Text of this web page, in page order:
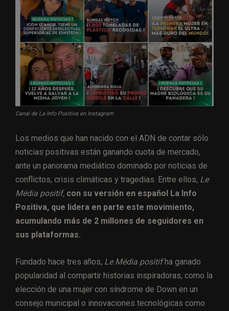
Canal de La Info Positiva en Instagram
Los medios que han nacido con el ADN de contar sólo
noticias positivas están ganando cuota de mercado,
ante un panorama mediático dominado por noticias de
conflictos, crisis climáticas y tragedias. Entre ellos, Le
Média positif, con su versión en español La Info
Positiva, que lidera en parte este movimiento,
acumulando más de 2 millones de seguidores en
sus plataformas.
Fundado hace tres años, Le Média positifha ganado
popularidad al compartir historias inspiradoras, como la
elección de una mujer con síndrome de Down en un
consejo municipal o innovaciones tecnológicas como